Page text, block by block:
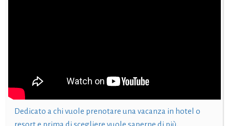
Dedicato a chi vuole prenotare una vacanza in hotel o
resort e prima di scegliere vuole saperne di più.